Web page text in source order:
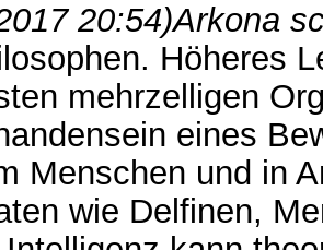
20:54)Arkona
Höheres
mehrzelligen
eines
Menschen und in
wie Delfinen,